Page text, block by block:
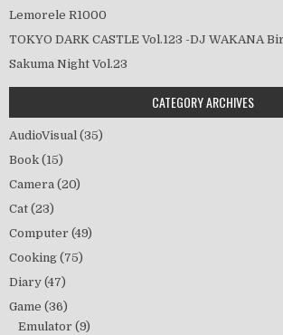
Lemorele R1000
TOKYO DARK CASTLE Vol.123 -DJ WAKANA
Sakuma Night Vol.23
CATEGORY ARCHIVES
AudioVisual (35)
Book (15)
Camera (20)
Cat (23)
Computer (49)
Cooking (75)
Diary (47)
Game (36)
Emulator (9)